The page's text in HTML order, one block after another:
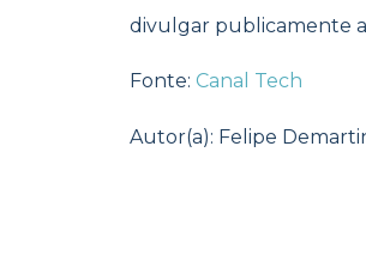
divulgar publicamente
Fonte: Canal Tech
Autor(a): Felipe